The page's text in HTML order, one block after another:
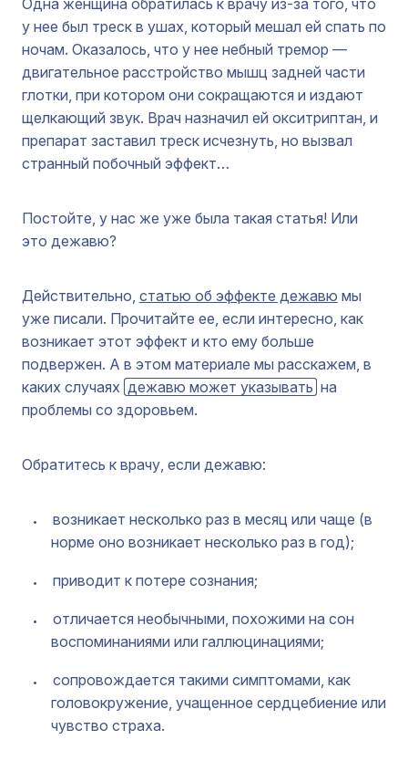
Одна женщина обратилась к врачу из-за того, что
у нее был треск в ушах, который мешал ей спать по
ночам. Оказалось, что у нее небный тремор —
двигательное расстройство мышц задней части
глотки, при котором они сокращаются и издают
щелкающий звук. Врач назначил ей окситриптан, и
препарат заставил треск исчезнуть, но вызвал
странный побочный эффект…
Постойте, у нас же уже была такая статья! Или
это дежавю?
Действительно, статью об эффекте дежавю мы
уже писали. Прочитайте ее, если интересно, как
возникает этот эффект и кто ему больше
подвержен. А в этом материале мы расскажем, в
каких случаях дежавю может указывать на
проблемы со здоровьем.
Обратитесь к врачу, если дежавю:
возникает несколько раз в месяц или чаще (в
норме оно возникает несколько раз в год);
приводит к потере сознания;
отличается необычными, похожими на сон
воспоминаниями или галлюцинациями;
сопровождается такими симптомами, как
головокружение, учащенное сердцебиение или
чувство страха.